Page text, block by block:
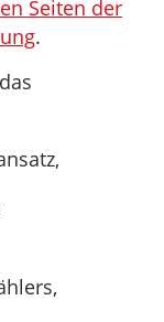
Seiten der
.